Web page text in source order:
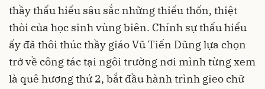
thầy thấu hiểu sâu sắc những thiếu thốn, thiệt
thòi của học sinh vùng biên. Chính sự thấu hiểu
ấy đã thôi thúc thầy giáo Vũ Tiến Dũng lựa chọn
trở về công tác tại ngôi trường nơi mình từng xem
là quê hương thứ 2, bắt đầu hành trình gieo chữ